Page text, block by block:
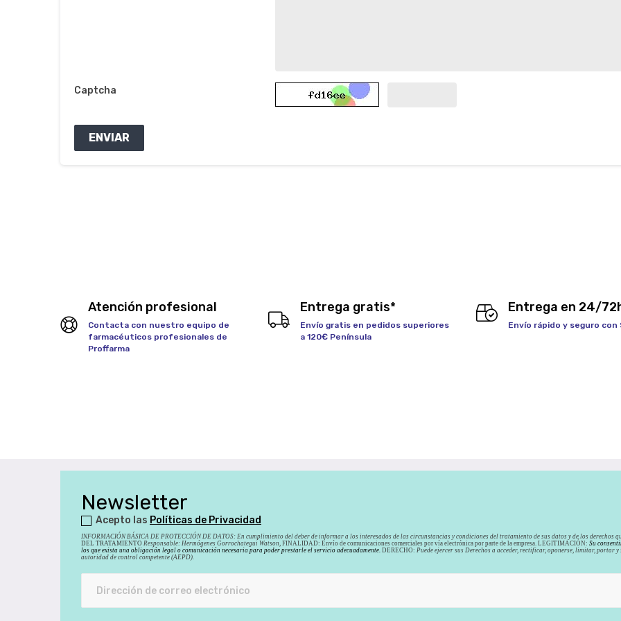
Captcha
ENVIAR
Atención profesional
Contacta con nuestro equipo de
farmacéuticos profesionales de
Proffarma
Entrega gratis*
Envío gratis en pedidos superiores
a 120€ Península
Entrega en 24/
Envío rápido y seguro con
Newsletter
Acepto las Políticas de Privacidad
INFORMACIÓN BÁSICA DE PROTECCIÓN DE DATOS: En cumplimiento del deber de informar a los interesados de las circunstancias y condiciones del tratamiento de sus datos y de los derechos
DEL TRATAMIENTO Responsable: Hermógenes Gorrochategui Watson, FINALIDAD: Envío de comunicaciones comerciales por vía electrónica por parte de la empresa. LEGITIMACIÓN: Su
los que exista una obligación legal o comunicación necesaria para poder prestarle el servicio adecuadamente. DERECHO: Puede ejercer sus Derechos a acceder, rectificar, oponerse, limitar,
autoridad de control competente (AEPD).